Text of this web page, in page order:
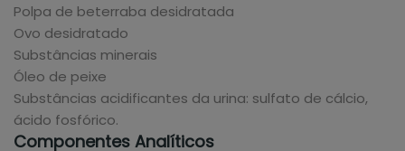
Polpa de beterraba desidratada
Ovo desidratado
Substâncias minerais
Óleo de peixe
Substâncias acidificantes da urina: sulfato de cálcio,
ácido fosfórico.
Componentes Analíticos